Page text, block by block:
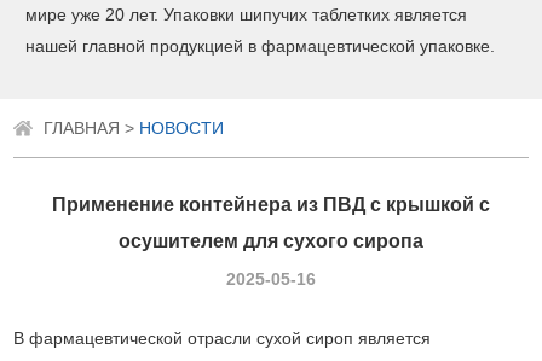
мире уже 20 лет. Упаковки шипучих таблетких является
нашей главной продукцией в фармацевтической упаковке.
ГЛАВНАЯ > НОВОСТИ
Применение контейнера из ПВД с крышкой с
осушителем для сухого сиропа
2025-05-16
В фармацевтической отрасли сухой сироп является